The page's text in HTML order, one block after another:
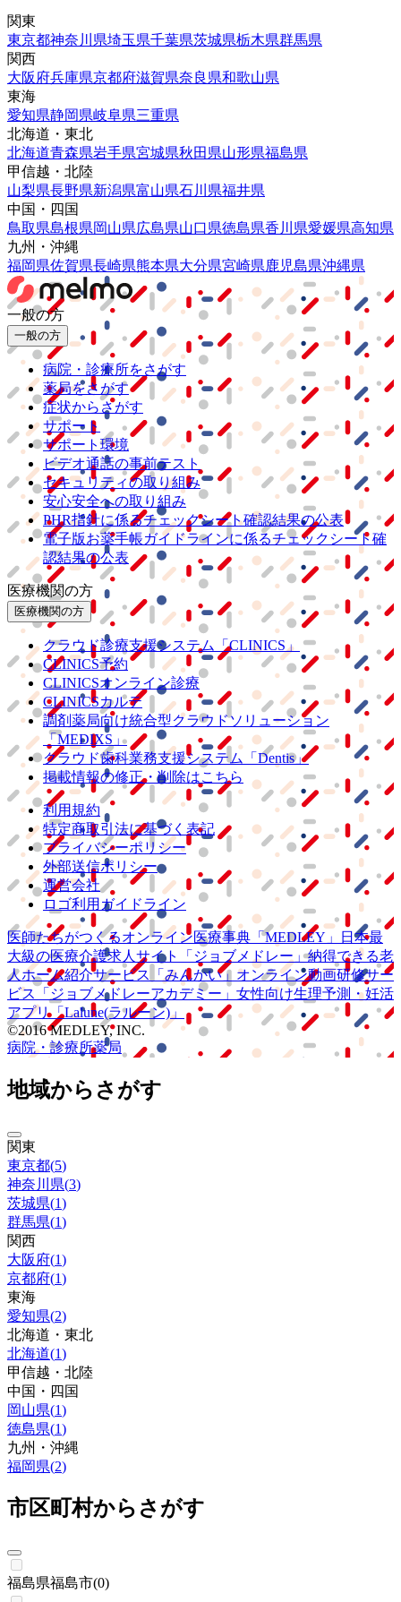
関東
東京都神奈川県埼玉県千葉県茨城県栃木県群馬県
関西
大阪府兵庫県京都府滋賀県奈良県和歌山県
東海
愛知県静岡県岐阜県三重県
北海道・東北
北海道青森県岩手県宮城県秋田県山形県福島県
甲信越・北陸
山梨県長野県新潟県富山県石川県福井県
中国・四国
鳥取県島根県岡山県広島県山口県徳島県香川県愛媛県高知県
九州・沖縄
福岡県佐賀県長崎県熊本県大分県宮崎県鹿児島県沖縄県
一般の方
一般の方
病院・診療所をさがす
薬局をさがす
症状からさがす
サポート
サポート環境
ビデオ通話の事前テスト
セキュリティの取り組み
安心安全への取り組み
PHR指針に係るチェックシート確認結果の公表
電子版お薬手帳ガイドラインに係るチェックシート確
認結果の公表
医療機関の方
医療機関の方
クラウド診療支援システム
「CLINICS」
CLINICS予約
CLINICSオンライン診療
CLINICSカルテ
調剤薬局向け統合型クラウドソリューション
「MEDIXS」
クラウド歯科業務支援システム
「Dentis」
掲載情報の修正・削除はこちら
利用規約
特定商取引法に基づく表記
プライバシーポリシー
外部送信ポリシー
運営会社
ロゴ利用ガイドライン
医師たちがつくるオンライン医療事典 「MEDLEY」
日本最
大級の医療介護求人サイト 「ジョブメドレー」納得できる老
人ホーム紹介サービス
「みんかい」 オンライン動画研修サー
ビス
「ジョブメドレーアカデミー」 女性向け生理予測・妊活
アプリ「Lalune(ラルーン)」
©2016 MEDLEY, INC.
病院・診療所薬局
地域からさがす
関東
東京都(5)
神奈川県(3)
茨城県(1)
群馬県(1)
関西
大阪府(1)
京都府(1)
東海
愛知県(2)
北海道・東北
北海道(1)
甲信越・北陸
中国・四国
岡山県(1)
徳島県(1)
九州・沖縄
福岡県(2)
市区町村からさがす
福島県福島市(0)